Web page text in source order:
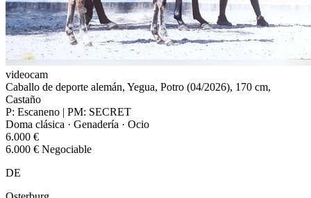
videocam
Caballo de deporte alemán, Yegua, Potro (04/2026), 170 cm,
Castaño
P: Escaneno | PM: SECRET
Doma clásica · Genadería · Ocio
6.000 €
6.000 € Negociable
DE